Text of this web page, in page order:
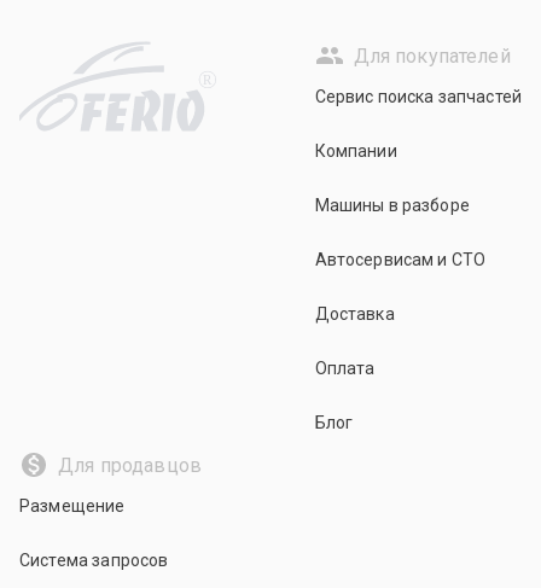
R
Для покупателей
Сервис поиска запчастей
Компании
Машины в разборе
Автосервисам и СТО
Доставка
Оплата
Блог
Для продавцов
Размещение
Система запросов